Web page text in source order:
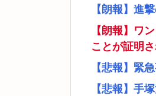
【朗報】進
【朗報】ワ
ことが証明
【悲報】緊
【悲報】手